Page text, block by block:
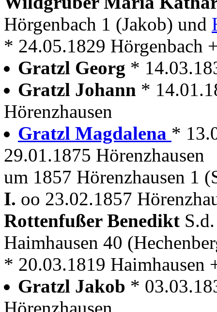
Hörgenbach 1 (Jakob) und
* 24.05.1829 Hörgenbach
Gratzl Georg *
Gratzl Johann *
Hörenzhausen
Gratzl Magdalena *
29.01.1875 Hörenzhausen
um 1857 Hörenzhausen 1
I. oo 23.02.1857
Rottenfußer Benedikt
Haimhausen 40
* 20.03.1819 Haimhausen
Gratzl Jakob *